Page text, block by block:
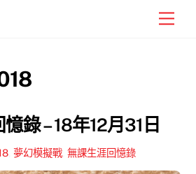
錄 – 18年12月31日
, 夢幻模擬戰, 無課生涯回憶錄